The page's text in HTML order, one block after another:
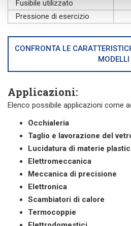
Fusibile utilizzato
Pressione di esercizio
CONFRONTA LE
MODELLI
Applicazioni:
Elenco possibile applicazioni come
Occhialeria
Taglio e lavorazione del
Lucidatura di materie
Elettromeccanica
Meccanica di precisione
Elettronica
Scambiatori di calore
Termocoppie